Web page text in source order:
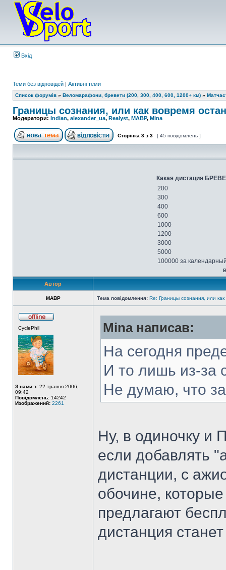
Вхід
Теми без відповідей | Активні теми
Список форумів » Веломарафони, бревети (200, 300, 400, 600, 1200+ км) »
Границы сознания, или как вовремя
Модератори: Indian, alexander_ua, Realyst, MABP, Mina
Сторінка 3 з 3 [ 45 повідомлень ]
Какая дистация
200
300
400
600
1000
1200
3000
5000
100000 за
Автор
MABP Тема повідомлення: Re: Границы сознания, или как
CyclePhil
З нами з: 22 травня 2006,
09:42
Повідомлень: 14242
Изображений: 2261
Mina написав:
На сегодня
И то лишь из-за
Не думаю, что
Ну, в одиночку и
если добавлять
дистанции, с
обочине,
предлагают
дистанция